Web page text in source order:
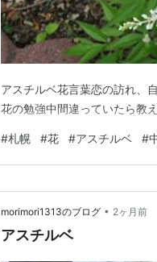
アスチルベ花言葉恋の訪れ、
花の勉強中間違っていたら教
#札幌 #花 #アスチルベ #
morimori1313のブログ • 2ヶ月前
アスチルベ